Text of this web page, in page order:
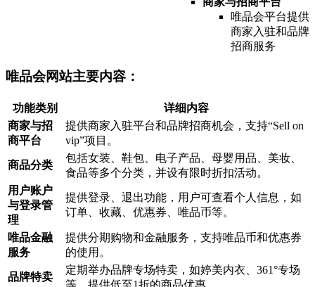
唯品会平台提供
商家入驻和品牌
招商服务
唯品会网站主要内容：
功能类别
详细内容
商家与招
商平台
提供商家入驻平台和品牌招商机会，支持“Sell on
vip”项目。
商品分类
包括女装、鞋包、电子产品、母婴用品、美妆、
食品等多个分类，并设有限时折扣活动。
用户账户
与登录管
理
提供登录、退出功能，用户可查看个人信息，如
订单、收藏、优惠券、唯品币等。
唯品金融
服务
提供分期购物和金融服务，支持唯品币和优惠券
的使用。
品牌特卖
定期举办品牌专场特卖，如婷美内衣、361°专场
等，提供低至1折的商品优惠。